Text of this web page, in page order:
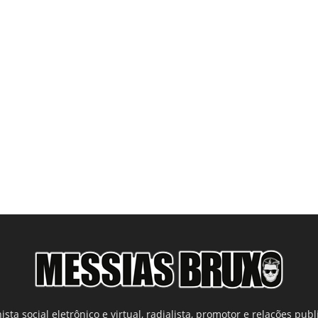
social eletrônico e virtual, radialista, promotor e relações